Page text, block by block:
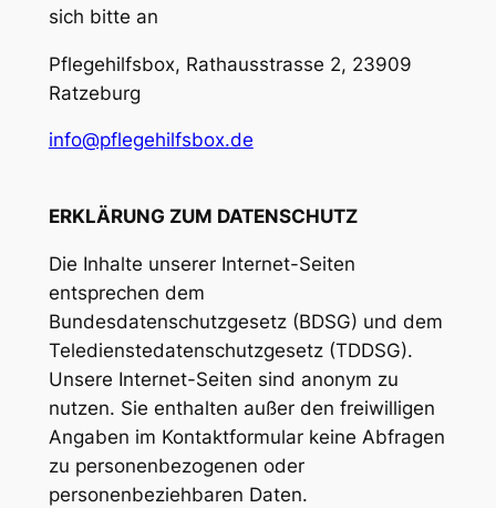
sich bitte an
Pflegehilfsbox, Rathausstrasse 2, 23909
Ratzeburg
info@pflegehilfsbox.de
ERKLÄRUNG ZUM DATENSCHUTZ
Die Inhalte unserer Internet-Seiten
entsprechen dem
Bundesdatenschutzgesetz (BDSG) und dem
Teledienstedatenschutzgesetz (TDDSG).
Unsere Internet-Seiten sind anonym zu
nutzen. Sie enthalten außer den freiwilligen
Angaben im Kontaktformular keine Abfragen
zu personenbezogenen oder
personenbeziehbaren Daten.